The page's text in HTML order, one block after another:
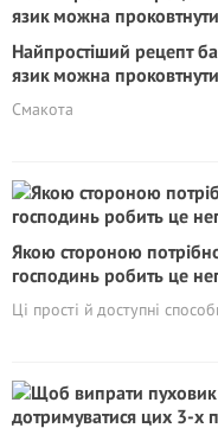
Найпростіший рецепт
язик можна проковтнути
Смакота
Якою стороною
господинь робить це
Ці прості й доступні